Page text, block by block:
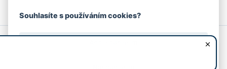
© 2026 Magistrát města Zlína
Prohlášení o používání cookies
Souhlasíte s používáním cookies?